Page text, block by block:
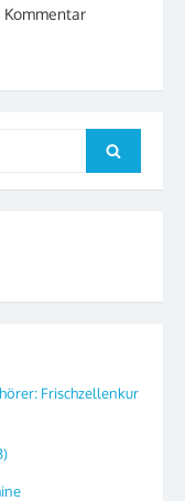
Search
Frischzellenkur